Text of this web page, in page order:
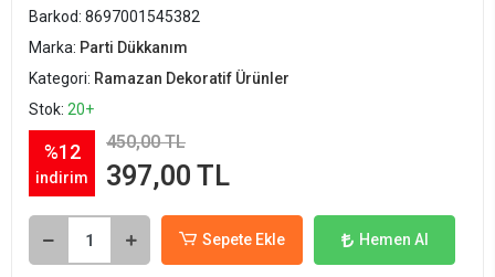
Barkod: 8697001545382
Marka: Parti Dükkanım
Kategori: Ramazan Dekoratif Ürünler
Stok: 20+
%12
indirim
450,00 TL
397,00 TL
Sepete Ekle Hemen Al